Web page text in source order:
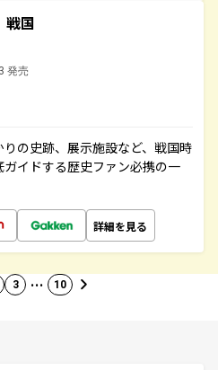
国
発売
の史跡、展示施設など、戦国時
イドする歴史ファン必携の一
詳細を見る
3 … 10